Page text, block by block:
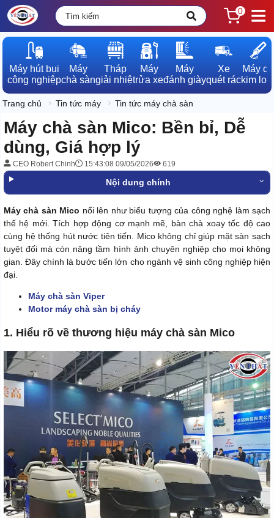
0
Máy hút bụi
công nghiệp
Máy
chà sàn
Tháp
giải nhiệt
Máy
rửa xe
Máy
đánh giày
Xe
quét rác
Máy dò
kim loại
Trang chủ Tin tức máy Tin tức máy chà sàn
Máy chà sàn Mico: Bền bỉ, Dễ
dùng, Giá hợp lý
CEO Robert Chinh 15:43:08 09/05/2026 619
Nội dung chính
Máy chà sàn Mico nổi lên như biểu tượng của công nghệ làm sạch
thế hệ mới. Tích hợp động cơ mạnh mẽ, bàn chà xoay tốc độ cao
cùng hệ thống hút nước tiên tiến. Mico không chỉ giúp mặt sàn sạch
tuyệt đối mà còn nâng tầm hình ảnh chuyên nghiệp cho mọi không
gian. Đây chính là bước tiến lớn cho ngành vệ sinh công nghiệp hiện
đại.
Máy chà sàn Viper
Motor máy chà sàn bị cháy
1. Hiểu rõ về thương hiệu máy chà sàn Mico